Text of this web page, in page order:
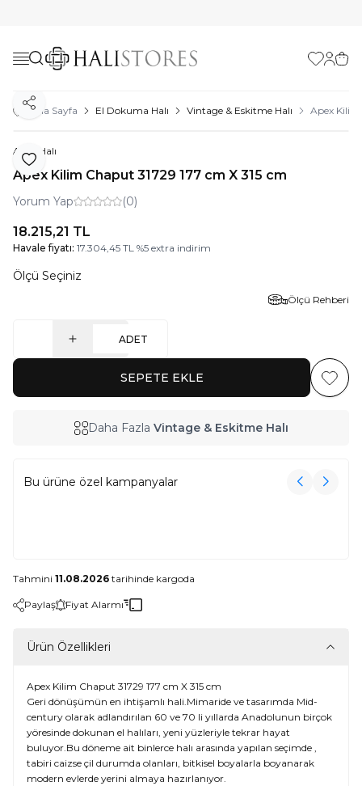
Favorilerim
Ana Sayfa El Dokuma Halı Vintage & Eskitme Halı Apex Kilim
Favoriye Ekle
Paylaş
Apex Halı
Apex Kilim Chaput 31729 177 cm X 315 cm
Yorum Yap (0)
18.215,21 TL
Havale fiyatı: 17.304,45 TL %5 extra indirim
Ölçü Seçiniz
Ölçü Rehberi
ADET
SEPETE EKLE
Daha Fazla Vintage & Eskitme Halı
Bu ürüne özel kampanyalar
Tahmini 11.08.2026 tarihinde kargoda
Paylaş Fiyat Alarmı
Ürün Özellikleri
Apex Kilim Chaput 31729 177 cm X 315 cm
Geri dönüşümün en ihtişamlı hali.Mimaride ve tasarımda Mid-
century olarak adlandırılan 60 ve 70 li yıllarda Anadolunun birçok
yöresinde dokunan el halıları, yeni yüzleriyle tekrar hayat
buluyor.Bu döneme ait binlerce halı arasında yapılan seçimde ,
tabiri caizse çil durumda olanları, bitkisel boyalarla boyanarak
modern evlerde yerini almaya hazırlanıyor.